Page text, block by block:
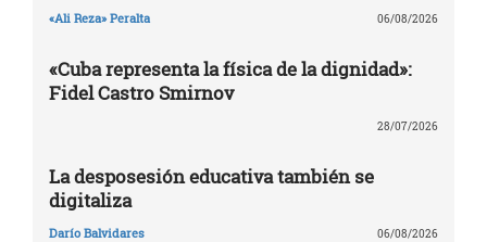
«Ali Reza» Peralta 06/08/2026
«Cuba representa la física de la dignidad»:
Fidel Castro Smirnov
28/07/2026
La desposesión educativa también se
digitaliza
Darío Balvidares 06/08/2026